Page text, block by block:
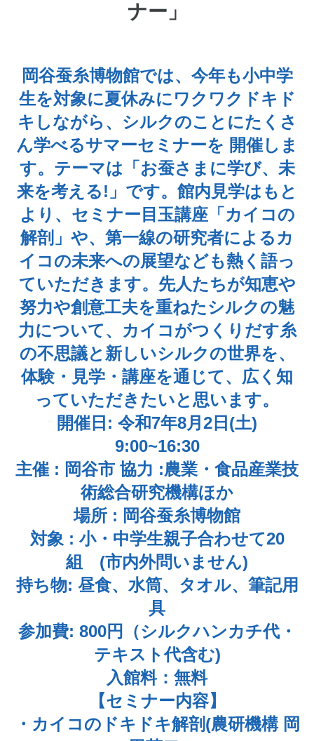
ナー」
岡谷蚕糸博物館では、今年も小中学
生を対象に夏休みにワクワクドキド
キしながら、シルクのことにたくさ
ん学べるサマーセミナーを 開催しま
す。テーマは「お蚕さまに学び、未
来を考える!」です。館内見学はもと
より、セミナー目玉講座「カイコの
解剖」や、第一線の研究者によるカ
イコの未来への展望なども熱く語っ
ていただきます。先人たちが知恵や
努力や創意工夫を重ねたシルクの魅
力について、カイコがつくりだす糸
の不思議と新しいシルクの世界を、
体験・見学・講座を通じて、広く知
っていただきたいと思います。
開催日: 令和7年8月2日(土)
9:00~16:30
主催 : 岡谷市 協力 :農業・食品産業技
術総合研究機構ほか
場所 : 岡谷蚕糸博物館
対象 : 小・中学生親子合わせて20
組 (市内外問いません)
持ち物: 昼食、水筒、タオル、筆記用
具
参加費: 800円（シルクハンカチ代・
テキスト代含む)
入館料：無料
【セミナー内容】
・カイコのドキドキ解剖(農研機構 岡